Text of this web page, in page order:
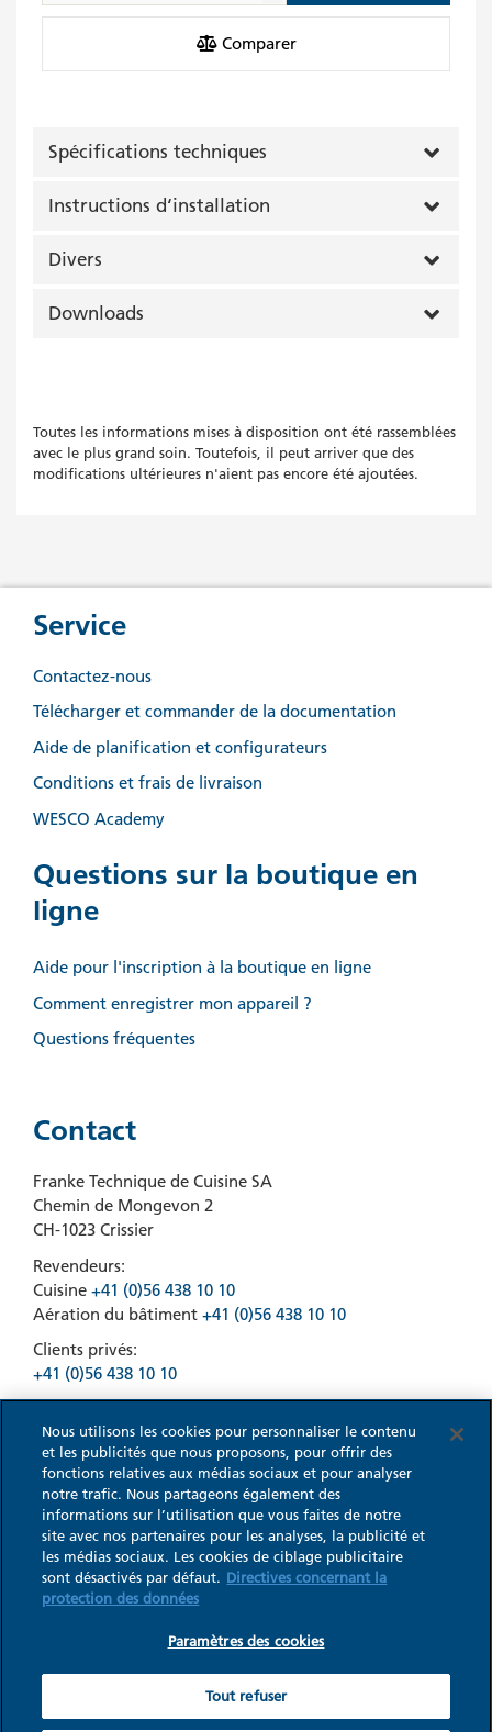
Comparer
Spécifications techniques
Instructions d‘installation
Divers
Downloads
Toutes les informations mises à disposition ont été rassemblées
avec le plus grand soin. Toutefois, il peut arriver que des
modifications ultérieures n'aient pas encore été ajoutées.
Service
Contactez-nous
Télécharger et commander de la documentation
Aide de planification et configurateurs
Conditions et frais de livraison
WESCO Academy
Questions sur la boutique en
ligne
Aide pour l'inscription à la boutique en ligne
Comment enregistrer mon appareil ?
Questions fréquentes
Contact
Franke Technique de Cuisine SA
Chemin de Mongevon 2
CH-1023 Crissier
Revendeurs:
Cuisine +41 (0)56 438 10 10
Aération du bâtiment +41 (0)56 438 10 10
Clients privés:
+41 (0)56 438 10 10
© 2026 WESCO CGV
Nous utilisons les cookies pour personnaliser le contenu
et les publicités que nous proposons, pour offrir des
fonctions relatives aux médias sociaux et pour analyser
notre trafic. Nous partageons également des
informations sur l’utilisation que vous faites de notre
site avec nos partenaires pour les analyses, la publicité et
les médias sociaux. Les cookies de ciblage publicitaire
sont désactivés par défaut. Directives concernant la
protection des données
Paramètres des cookies
Tout refuser